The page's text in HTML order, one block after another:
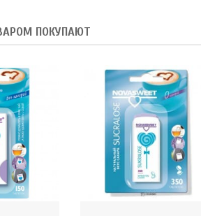
ПОКУПАЮТ